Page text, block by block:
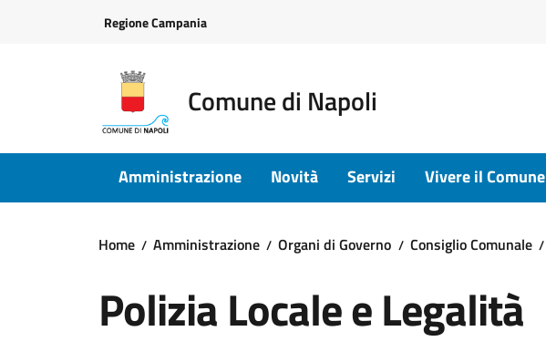
Regione Campania
Comune di Napoli
Amministrazione Novità Servizi Vivere il Comune
Home Amministrazione Organi di Governo Consiglio Comunale
Polizia Locale e Legalità